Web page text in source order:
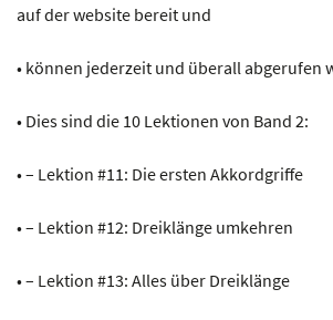
auf der website bereit und
• können jederzeit und überall abgerufen
• Dies sind die 10 Lektionen von Band 2:
• – Lektion #11: Die ersten Akkordgriffe
• – Lektion #12: Dreiklänge umkehren
• – Lektion #13: Alles über Dreiklänge